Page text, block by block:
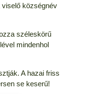
községnév
széleskörű
mindenhol
A hazai friss
se keserű!